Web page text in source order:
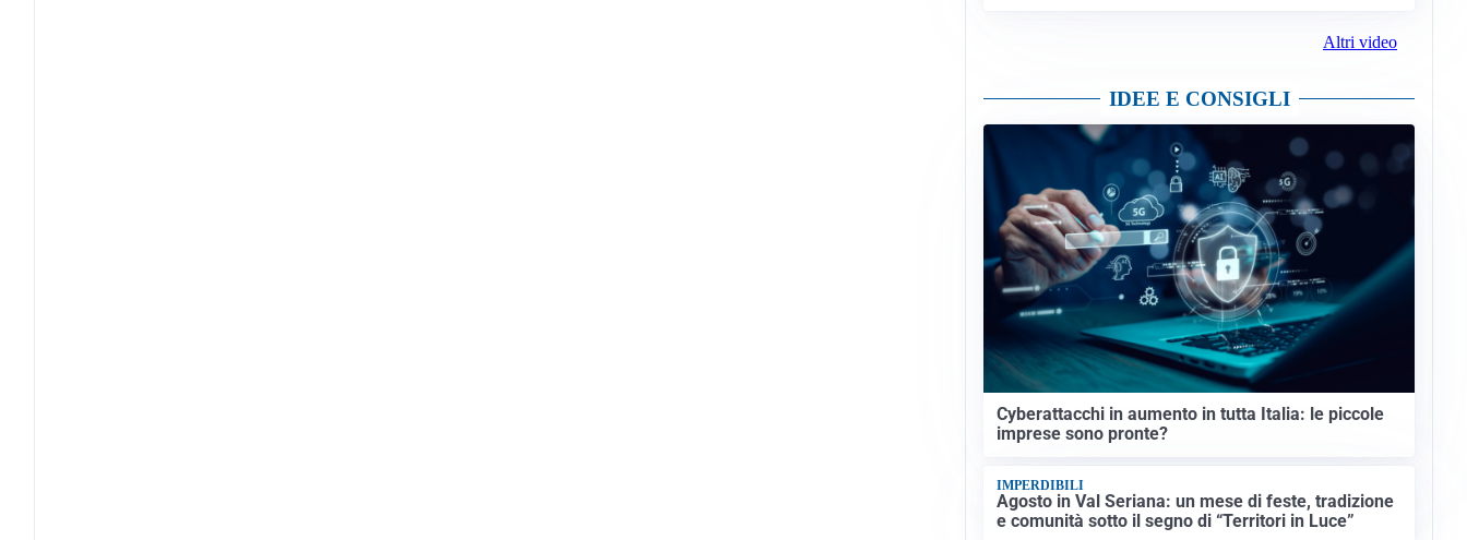
Altri video
IDEE E CONSIGLI
Cyberattacchi in aumento in tutta Italia: le piccole
imprese sono pronte?
IMPERDIBILI
Agosto in Val Seriana: un mese di feste, tradizione
e comunità sotto il segno di “Territori in Luce”